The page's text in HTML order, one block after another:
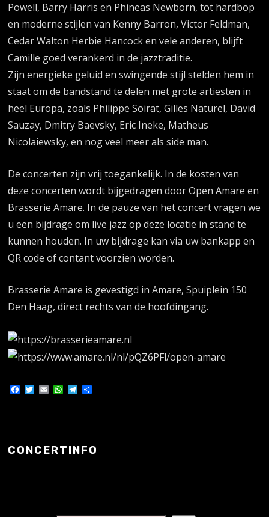
Powell, Barry Harris en Phineas Newborn, tot hardbop
en moderne stijlen van Kenny Barron, Victor Feldman,
Cedar Walton Herbie Hancock en vele anderen, blijft
Camille goed verankerd in de jazztraditie.
Zijn energieke geluid en swingende stijl stelden hem in
staat om de bandstand te delen met grote artiesten in
heel Europa, zoals Philippe Soirat, Gilles Naturel, David
Sauzay, Dmitry Baevsky, Eric Ineke, Matheus
Nicolaiewsky, en nog veel meer als side man.
De concerten zijn vrij toegankelijk. In de kosten van
deze concerten wordt bijgedragen door Open Amare en
Brasserie Amare. In de pauze van het concert vragen we
u een bijdrage om live jazz op deze locatie in stand te
kunnen houden. In uw bijdrage kan via uw bankapp en
QR code of contant voorzien worden.
Brasserie Amare is gevestigd in Amare, Spuiplein 150
Den Haag, direct rechts van de hoofdingang.
Facebook
TwitterEmailWhatsApp
Telegram
CONCERTINFO